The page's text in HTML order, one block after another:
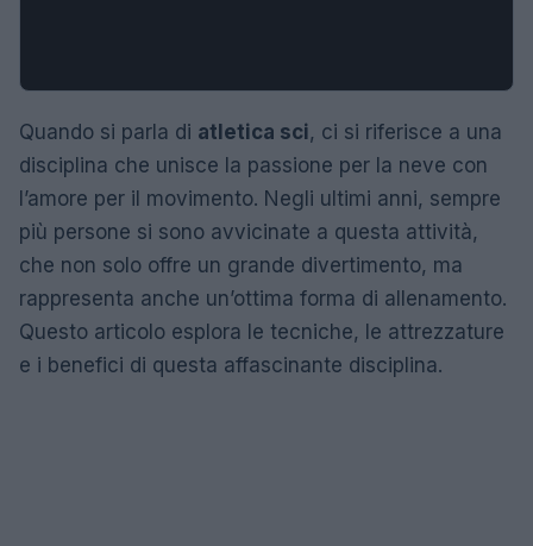
Quando si parla di atletica sci, ci si riferisce a una
disciplina che unisce la passione per la neve con
l’amore per il movimento. Negli ultimi anni, sempre
più persone si sono avvicinate a questa attività,
che non solo offre un grande divertimento, ma
rappresenta anche un’ottima forma di allenamento.
Questo articolo esplora le tecniche, le attrezzature
e i benefici di questa affascinante disciplina.